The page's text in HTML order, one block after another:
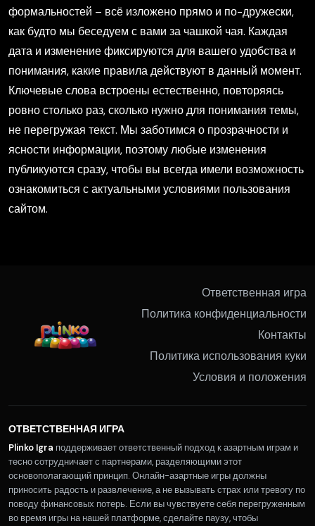
формальностей – всё изложено прямо и по-дружески,
как будто мы беседуем с вами за чашкой чая. Каждая
дата и изменение фиксируются для вашего удобства и
понимания, какие правила действуют в данный момент.
Ключевые слова встроены естественно, повторяясь
ровно столько раз, сколько нужно для понимания темы,
не перегружая текст. Мы заботимся о прозрачности и
ясности информации, поэтому любые изменения
публикуются сразу, чтобы вы всегда имели возможность
ознакомиться с актуальными условиями пользования
сайтом.
Ответственная игра
Политика конфиденциальности
Контакты
Политика использования куки
Условия и положения
ОТВЕТСТВЕННАЯ ИГРА
Plinko Igra поддерживает ответственный подход к азартным играм и
тесно сотрудничает с партнерами, разделяющими этот
основополагающий принцип. Онлайн-азартные игры должны
приносить радость и развлечение, а не вызывать страх или тревогу по
поводу финансовых потерь. Если вы чувствуете себя перегруженным
во время игры на нашей платформе, сделайте паузу, чтобы